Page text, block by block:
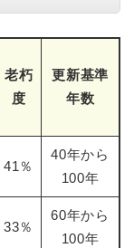
老朽
度
更新基準
年数
41％
40年から
100年
33％
60年から
100年